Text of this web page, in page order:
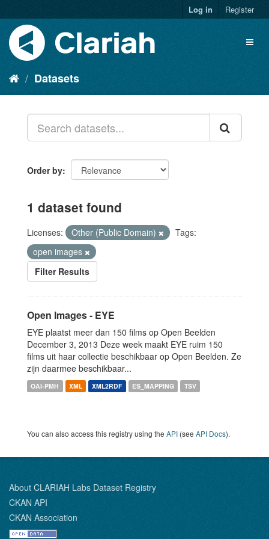
Log in Register
Datasets
Order by
1 dataset found
Licenses: Other (Public Domain)
Tags:
open images
Filter Results
Open Images - EYE
EYE plaatst meer dan 150 films op Open Beelden
December 3, 2013 Deze week maakt EYE ruim 150
films uit haar collectie beschikbaar op Open Beelden. Ze
zijn daarmee beschikbaar...
OAI-PMH XML XML2RDF ES_MAPPING TSV
You can also access this registry using the API (see API Docs).
About CLARIAH Labs Dataset Registry
CKAN API
CKAN Association